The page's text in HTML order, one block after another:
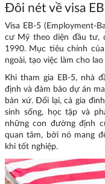
Đôi nét về visa
Visa EB-5 (Employment-
cư Mỹ theo diện đầu tư,
1990. Mục tiêu chính
ngoài, tạo việc làm cho
Khi tham gia EB-5, nhà
định và đảm bảo dự án
bản xứ. Đổi lại, cả gia
sinh sống, học tập và
những con đường định
quan tâm, bởi nó mang
khi tốt nghiệp.